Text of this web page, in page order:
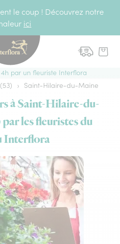
le coup ! Découvrez notre
ici
par un fleuriste Interflora
› Saint-Hilaire-du-Maine
à Saint-Hilaire-du-
les fleuristes du
Interflora